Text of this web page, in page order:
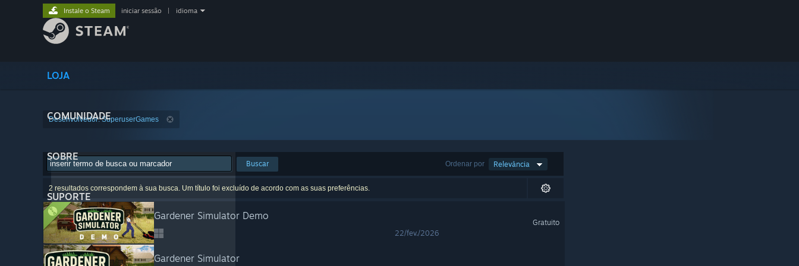
LOJA
COMUNIDADE
SOBRE
SUPORTE
Instale o Steam iniciar sessão idioma
Desenvolvedor: SuperuserGames
Ordenar por Relevância
Buscar
2 resultados correspondem à sua busca. Um título foi excluído de acordo com as suas preferências.
Gardener Simulator Demo
22/fev./2026
Gratuito
Gardener Simulator